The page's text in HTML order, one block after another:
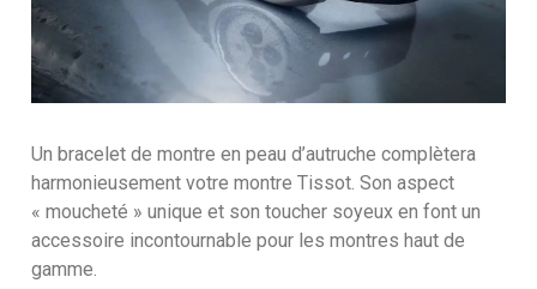
Un bracelet de montre en peau d’autruche complètera
harmonieusement votre montre Tissot. Son aspect
« moucheté » unique et son toucher soyeux en font un
accessoire incontournable pour les montres haut de
gamme.